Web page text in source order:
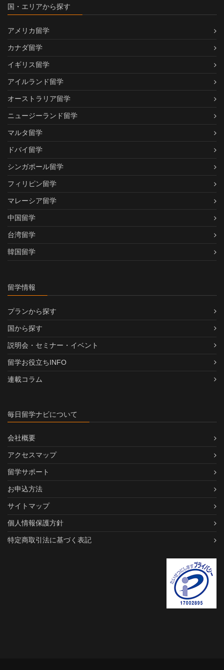
国・エリアから探す
アメリカ留学
カナダ留学
イギリス留学
アイルランド留学
オーストラリア留学
ニュージーランド留学
マルタ留学
ドバイ留学
シンガポール留学
フィリピン留学
マレーシア留学
中国留学
台湾留学
韓国留学
留学情報
プランから探す
国から探す
説明会・セミナー・イベント
留学お役立ちINFO
連載コラム
毎日留学ナビについて
会社概要
アクセスマップ
留学サポート
お申込方法
サイトマップ
個人情報保護方針
特定商取引法に基づく表記